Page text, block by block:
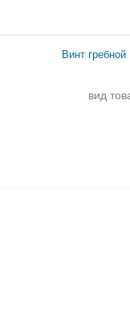
Винт
вид